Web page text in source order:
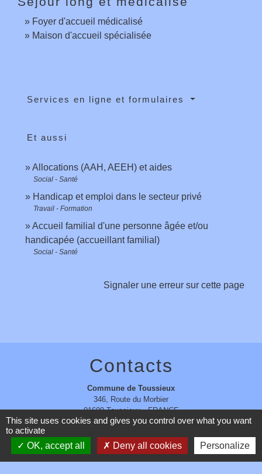
Foyer d'accueil médicalisé
Maison d'accueil spécialisée
Services en ligne et formulaires
Et aussi
Allocations (AAH, AEEH) et aides
Social - Santé
Handicap et emploi dans le secteur privé
Travail - Formation
Accueil familial d'une personne âgée et/ou
handicapée (accueillant familial)
Social - Santé
Signaler une erreur sur cette page
Contacts
Commune de Toussieux
346, Route du Morbier
01600 Toussieux - FRANCE
+33 4 74 00 19 03
Contact par formulaire
This site uses cookies and gives you control over what you want
to activate
OK, accept all
Deny all cookies Personalize